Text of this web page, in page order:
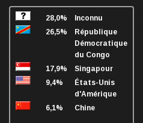
28,0%
Inconnu
26,5%
République
Démocratique
du Congo
17,9%
Singapour
9,4%
États-Unis
d'Amérique
6,1%
Chine